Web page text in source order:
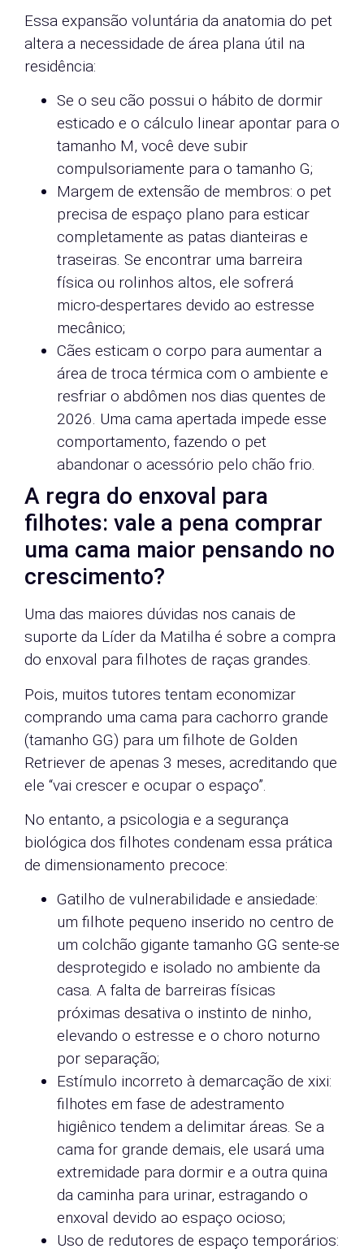
Essa expansão voluntária da anatomia do pet
altera a necessidade de área plana útil na
residência:
Se o seu cão possui o hábito de dormir
esticado e o cálculo linear apontar para o
tamanho M, você deve subir
compulsoriamente para o tamanho G;
Margem de extensão de membros: o pet
precisa de espaço plano para esticar
completamente as patas dianteiras e
traseiras. Se encontrar uma barreira
física ou rolinhos altos, ele sofrerá
micro-despertares devido ao estresse
mecânico;
Cães esticam o corpo para aumentar a
área de troca térmica com o ambiente e
resfriar o abdômen nos dias quentes de
2026. Uma cama apertada impede esse
comportamento, fazendo o pet
abandonar o acessório pelo chão frio.
A regra do enxoval para
filhotes: vale a pena comprar
uma cama maior pensando no
crescimento?
Uma das maiores dúvidas nos canais de
suporte da Líder da Matilha é sobre a compra
do enxoval para filhotes de raças grandes.
Pois, muitos tutores tentam economizar
comprando uma cama para cachorro grande
(tamanho GG) para um filhote de Golden
Retriever de apenas 3 meses, acreditando que
ele “vai crescer e ocupar o espaço”.
No entanto, a psicologia e a segurança
biológica dos filhotes condenam essa prática
de dimensionamento precoce:
Gatilho de vulnerabilidade e ansiedade:
um filhote pequeno inserido no centro de
um colchão gigante tamanho GG sente-se
desprotegido e isolado no ambiente da
casa. A falta de barreiras físicas
próximas desativa o instinto de ninho,
elevando o estresse e o choro noturno
por separação;
Estímulo incorreto à demarcação de xixi:
filhotes em fase de adestramento
higiênico tendem a delimitar áreas. Se a
cama for grande demais, ele usará uma
extremidade para dormir e a outra quina
da caminha para urinar, estragando o
enxoval devido ao espaço ocioso;
Uso de redutores de espaço temporários: